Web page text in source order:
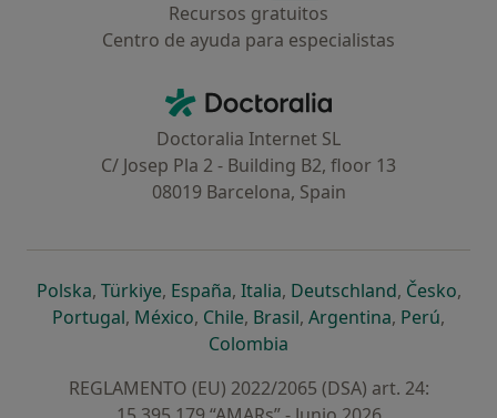
Recursos gratuitos
Centro de ayuda para especialistas
Doctoralia - Página de inicio
Doctoralia Internet SL
C/ Josep Pla 2 - Building B2, floor 13
08019 Barcelona, Spain
Polskase abre en una nueva pestaña
, Türkiyese abre en una nueva pestaña
, Españase abre en una nueva pestaña
, Italiase abre en una nueva
, Deutschlandse abre en
, Českose
,
Portugalse abre en una nueva pestaña
, Méxicose abre en una nueva pestaña
, Chilese abre en una nueva pestaña
, Brasilse abre en una nueva
, Argentinase abre en
, Perúse
,
Colombia
REGLAMENTO (EU) 2022/2065 (DSA) art. 24: